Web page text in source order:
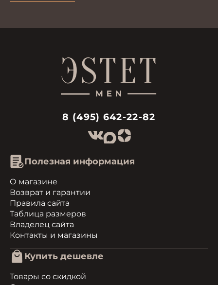
8 (495) 642-22-82
Полезная информация
О магазине
Возврат и гарантии
Правила сайта
Таблица размеров
Владелец сайта
Контакты и магазины
Купить дешевле
Товары со скидкой